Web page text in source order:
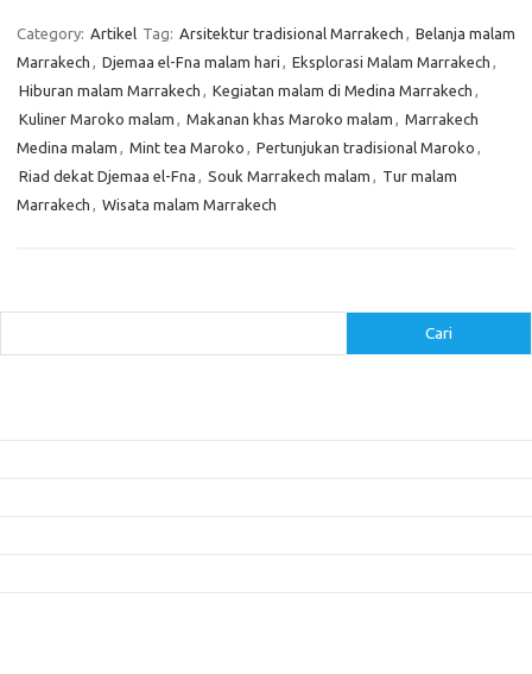
Category: Artikel Tag: Arsitektur tradisional Marrakech , Belanja malam
Marrakech , Djemaa el-Fna malam hari , Eksplorasi Malam Marrakech ,
Hiburan malam Marrakech , Kegiatan malam di Medina Marrakech ,
Kuliner Maroko malam , Makanan khas Maroko malam , Marrakech
Medina malam , Mint tea Maroko , Pertunjukan tradisional Maroko ,
Riad dekat Djemaa el-Fna , Souk Marrakech malam , Tur malam
Marrakech , Wisata malam Marrakech
Cari